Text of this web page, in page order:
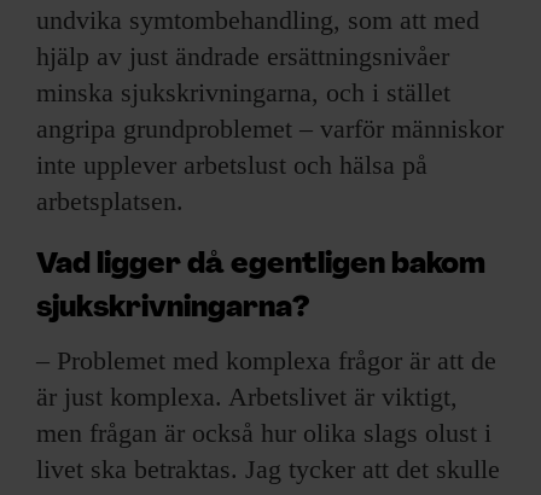
undvika symtombehandling, som att med
hjälp av just ändrade ersättningsnivåer
minska sjukskrivningarna, och i stället
angripa grundproblemet – varför människor
inte upplever arbetslust och hälsa på
arbetsplatsen.
Vad ligger då egentligen bakom
sjukskrivningarna?
– Problemet med komplexa frågor är att de
är just komplexa. Arbetslivet är viktigt,
men frågan är också hur olika slags olust i
livet ska betraktas. Jag tycker att det skulle